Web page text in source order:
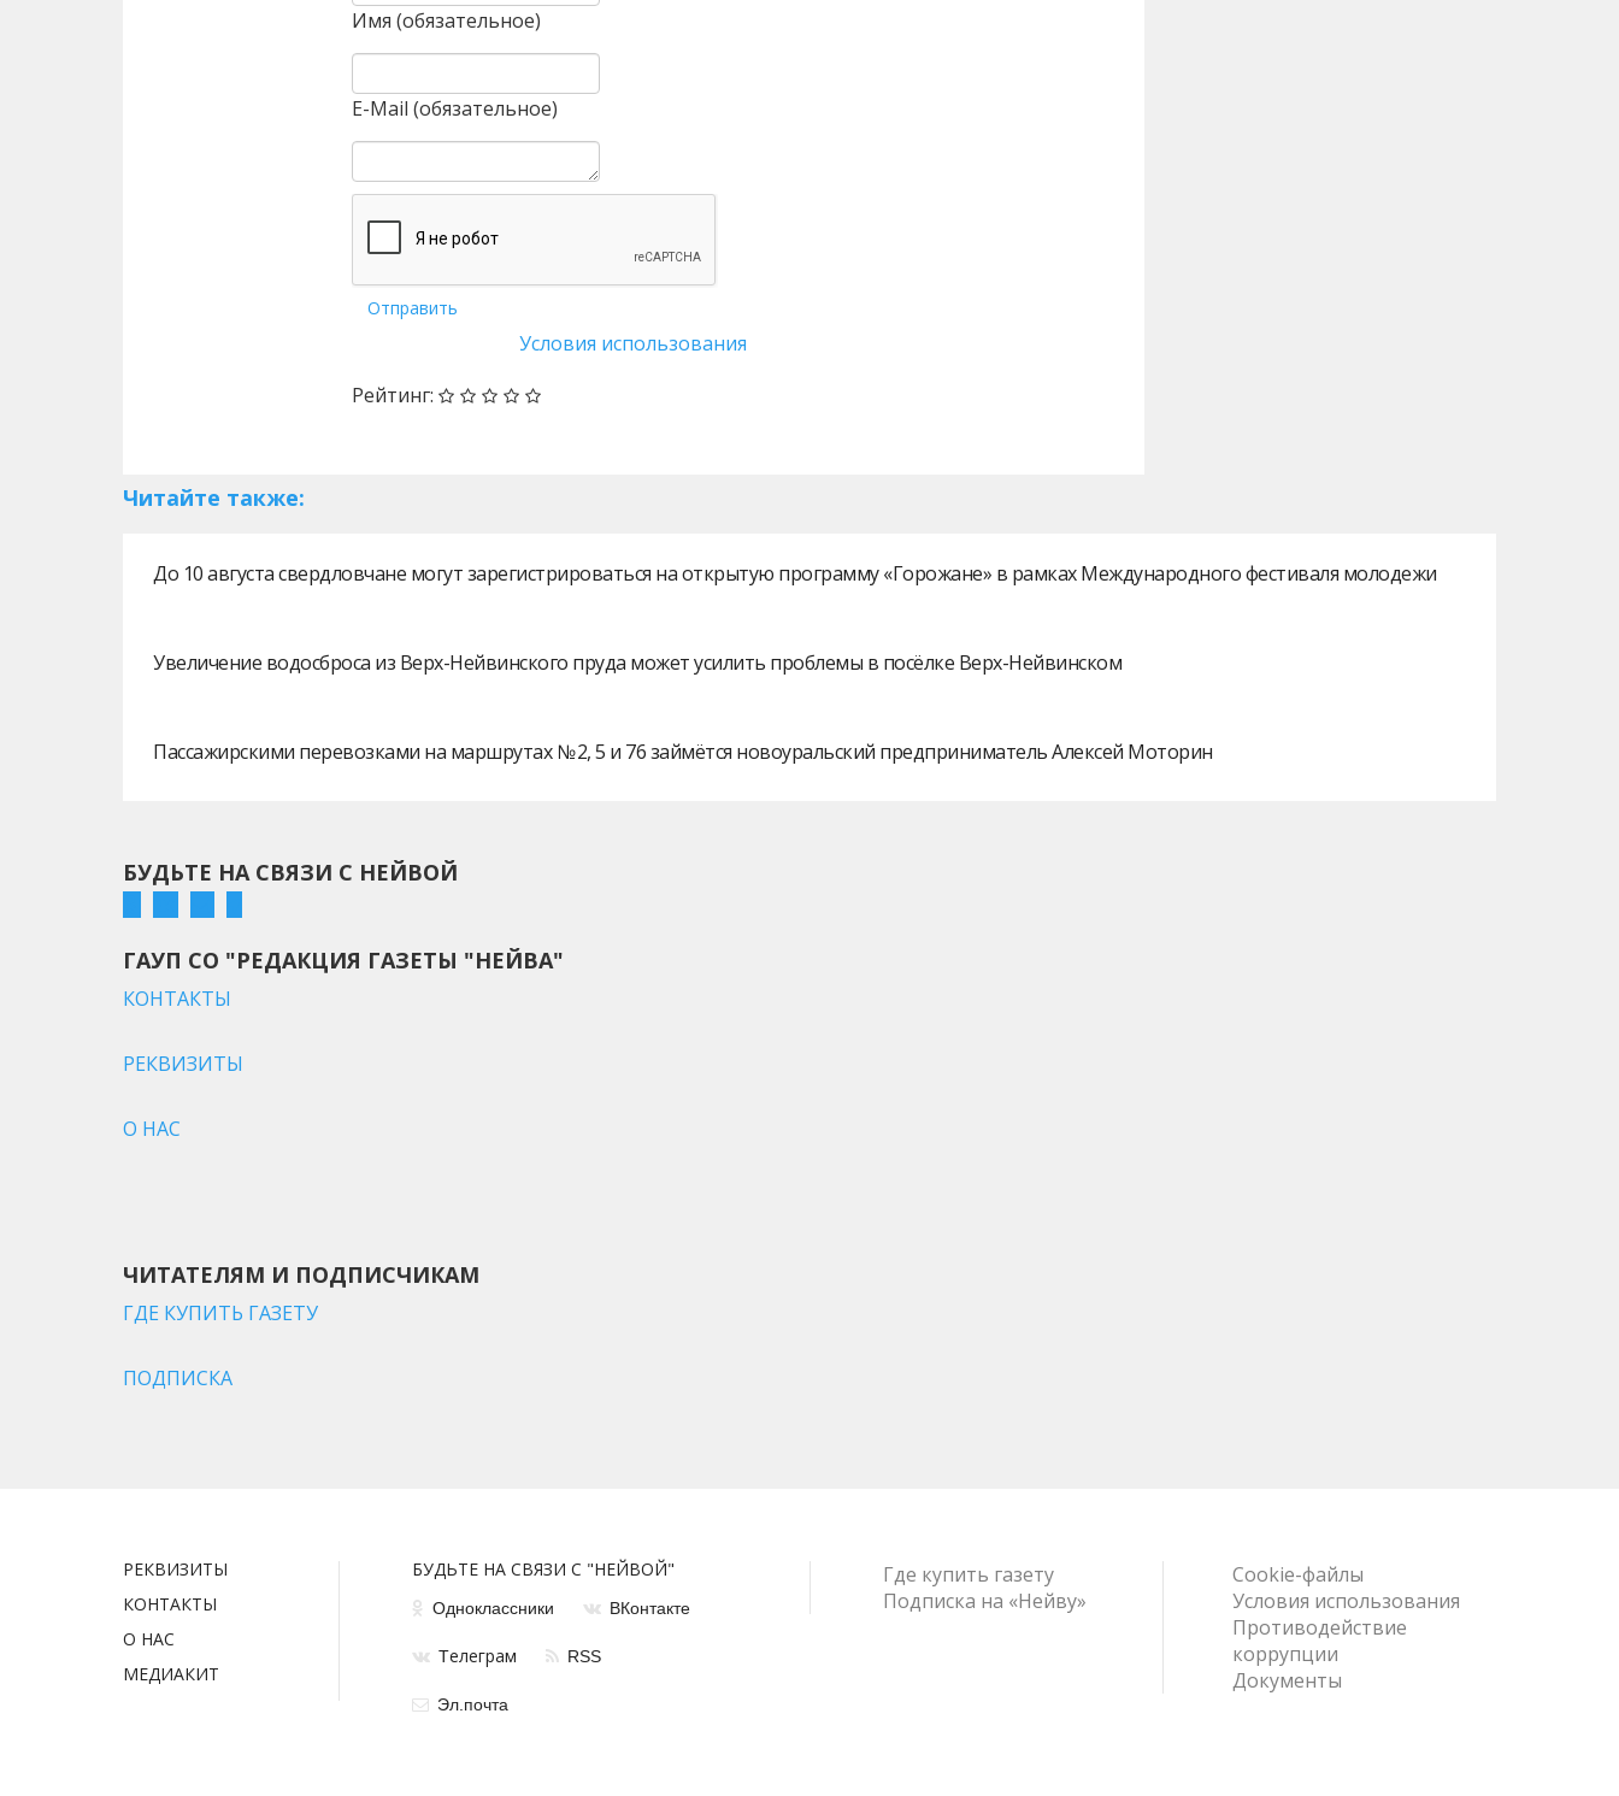
Имя (обязательное)
E-Mail (обязательное)
Отправить
Условия использования
Рейтинг:
Читайте также:
До 10 августа свердловчане могут зарегистрироваться на открытую программу «Горожане» в рамках Международного фестиваля молодежи
Увеличение водосброса из Верх-Нейвинского пруда может усилить проблемы в посёлке Верх-Нейвинском
Пассажирскими перевозками на маршрутах № 2, 5 и 76 займётся новоуральский предприниматель Алексей Моторин
БУДЬТЕ НА СВЯЗИ С НЕЙВОЙ
ГАУП СО "РЕДАКЦИЯ ГАЗЕТЫ "НЕЙВА"
КОНТАКТЫ
РЕКВИЗИТЫ
О НАС
ЧИТАТЕЛЯМ И ПОДПИСЧИКАМ
ГДЕ КУПИТЬ ГАЗЕТУ
ПОДПИСКА
РЕКВИЗИТЫ
КОНТАКТЫ
О НАС
МЕДИАКИТ
БУДЬТЕ НА СВЯЗИ С "НЕЙВОЙ"
Одноклассники ВКонтакте
Телеграм RSS
Эл.почта
Где купить газету
Подписка на «Нейву»
Cookie-файлы
Условия использования
Противодействие
коррупции
Документы